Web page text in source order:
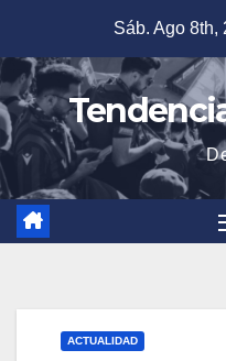
contenido
Sáb. Ago 8th,
ACTUALIDAD